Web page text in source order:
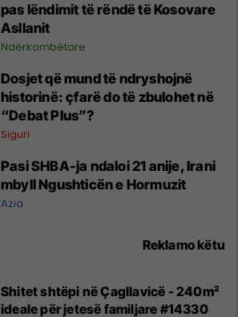
pas lëndimit të rëndë të Kosovare
Asllanit
Ndërkombëtare
Dosjet që mund të ndryshojnë
historinë: çfarë do të zbulohet në
“Debat Plus”?
Siguri
Pasi SHBA-ja ndaloi 21 anije, Irani
mbyll Ngushticën e Hormuzit
Azia
Reklamo këtu
Shitet shtëpi në Çagllavicë - 240m²
ideale për jetesë familjare #14330